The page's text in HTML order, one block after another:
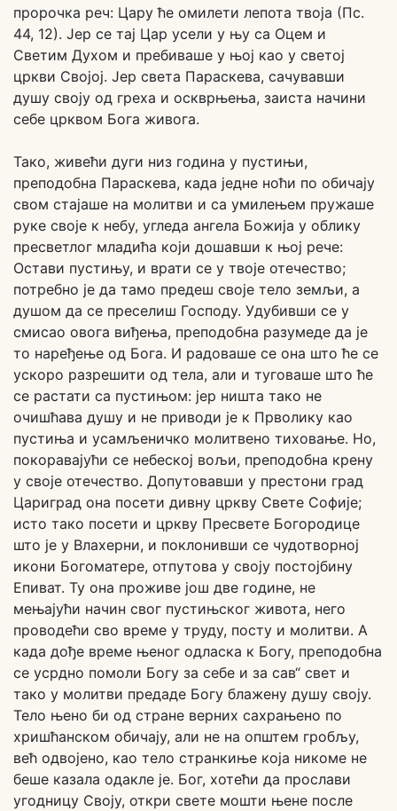
пророчка реч: Цару ће омилети лепота твоја (Пс.
44, 12). Јер се тај Цар усели у њу са Оцем и
Светим Духом и пребиваше у њој као у светој
цркви Својој. Јер света Параскева, сачувавши
душу своју од греха и оскврњења, заиста начини
себе црквом Бога живога.
Тако, живећи дуги низ година у пустињи,
преподобна Параскева, када једне ноћи по обичају
свом стајаше на молитви и са умилењем пружаше
руке своје к небу, угледа ангела Божија у облику
пресветлог младића који дошавши к њој рече:
Остави пустињу, и врати се у твоје отечество;
потребно је да тамо предеш своје тело земљи, а
душом да се преселиш Господу. Удубивши се у
смисао овога виђења, преподобна разумеде да је
то наређење од Бога. И радоваше се она што ће се
ускоро разрешити од тела, али и туговаше што ће
се растати са пустињом: јер ништа тако не
очишћава душу и не приводи је к Прволику као
пустиња и усамљеничко молитвено тиховање. Но,
покоравајући се небеској вољи, преподобна крену
у своје отечество. Допутовавши у престони град
Цариград она посети дивну цркву Свете Софије;
исто тако посети и цркву Пресвете Богородице
што је у Влахерни, и поклонивши се чудотворној
икони Богоматере, отпутова у своју постојбину
Епиват. Ту она проживе још две године, не
мењајући начин свог пустињског живота, него
проводећи сво време у труду, посту и молитви. А
када дође време њеног одласка к Богу, преподобна
се усрдно помоли Богу за себе и за сав“ свет и
тако у молитви предаде Богу блажену душу своју.
Тело њено би од стране верних сахрањено по
хришћанском обичају, али не на општем гробљу,
већ одвојено, као тело странкиње која никоме не
беше казала одакле је. Бог, хотећи да прослави
угодницу Своју, откри свете мошти њене после